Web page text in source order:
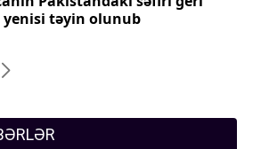
yenisi təyin olunub